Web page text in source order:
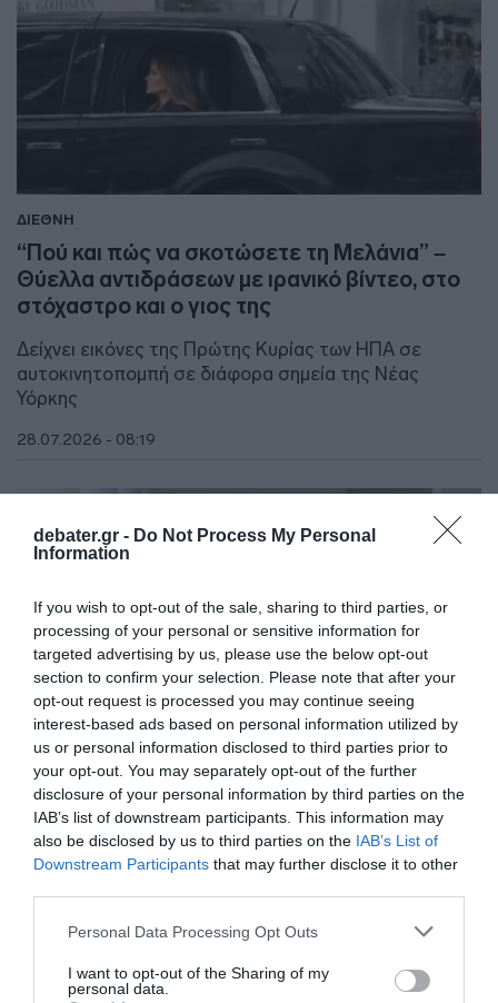
debater.gr - Do Not Process My Personal
Information
If you wish to opt-out of the sale, sharing to third parties, or
processing of your personal or sensitive information for
targeted advertising by us, please use the below opt-out
section to confirm your selection. Please note that after your
opt-out request is processed you may continue seeing
interest-based ads based on personal information utilized by
us or personal information disclosed to third parties prior to
your opt-out. You may separately opt-out of the further
disclosure of your personal information by third parties on the
IAB’s list of downstream participants. This information may
also be disclosed by us to third parties on the IAB’s List of
Downstream Participants that may further disclose it to other
Please note that this website/app uses one or more Google
not limited to your visit or usage behaviour. You may click to
grant or deny consent to Google and its third-party tags to
Personal Data Processing Opt Outs
I want to opt-out of the Sharing of my
personal data.
ΔΙΕΘΝΗ
“Πού και πώς να σκοτώσετε τη Μελάνια” –
Θύελλα αντιδράσεων με ιρανικό βίντεο, στο
στόχαστρο και ο γιος της
Δείχνει εικόνες της Πρώτης Κυρίας των ΗΠΑ σε
αυτοκινητοπομπή σε διάφορα σημεία της Νέας
Υόρκης
28.07.2026 - 08:19
ΔΙΕΘΝΗ
Ο Τραμπ βλέπει “πιθανότητες” για συμφωνία
με το Ιράν – Διαψεύδει τις διαπραγματεύσεις
έπληξαν το μεγαλύτερο κοίτασμα φυσικού αερίου